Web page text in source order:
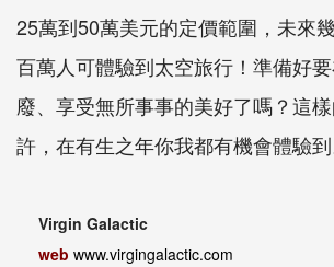
25萬到50萬美元的定價範圍，未來
百萬人可體驗到太空旅行！準備好
廢、享受無所事事的美好了嗎？這
許，在有生之年你我都有機會體驗到
Virgin Galactic
web www.virgingalactic.com